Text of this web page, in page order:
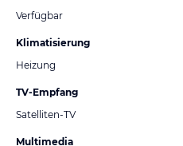
Verfügbar
Klimatisierung
Heizung
TV-Empfang
Satelliten-TV
Multimedia